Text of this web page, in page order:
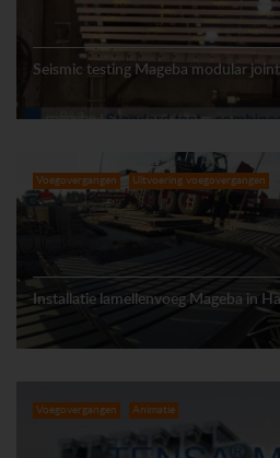
Seismic testing Mageba modular
Voegovergangen Uitvoering voegovergangen
Installatie lamellenvoeg Mageba in
Voegovergangen Animatie